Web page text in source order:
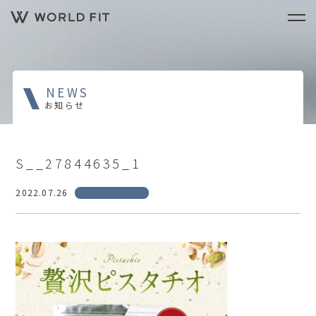
NEWS
お知らせ
S__27844635_1
2022.07.26